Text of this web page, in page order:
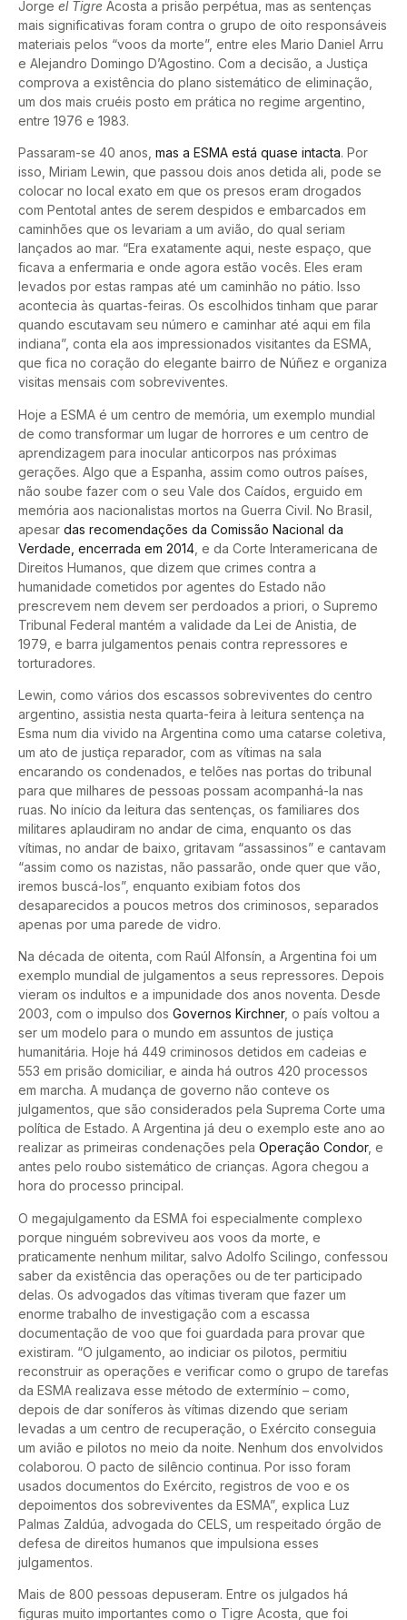
Jorge el Tigre Acosta a prisão perpétua, mas as sentenças
mais significativas foram contra o grupo de oito responsáveis
materiais pelos “voos da morte”, entre eles Mario Daniel Arru
e Alejandro Domingo D’Agostino. Com a decisão, a Justiça
comprova a existência do plano sistemático de eliminação,
um dos mais cruéis posto em prática no regime argentino,
entre 1976 e 1983.
Passaram-se 40 anos, mas a ESMA está quase intacta. Por
isso, Miriam Lewin, que passou dois anos detida ali, pode se
colocar no local exato em que os presos eram drogados
com Pentotal antes de serem despidos e embarcados em
caminhões que os levariam a um avião, do qual seriam
lançados ao mar. “Era exatamente aqui, neste espaço, que
ficava a enfermaria e onde agora estão vocês. Eles eram
levados por estas rampas até um caminhão no pátio. Isso
acontecia às quartas-feiras. Os escolhidos tinham que parar
quando escutavam seu número e caminhar até aqui em fila
indiana”, conta ela aos impressionados visitantes da ESMA,
que fica no coração do elegante bairro de Núñez e organiza
visitas mensais com sobreviventes.
Hoje a ESMA é um centro de memória, um exemplo mundial
de como transformar um lugar de horrores e um centro de
aprendizagem para inocular anticorpos nas próximas
gerações. Algo que a Espanha, assim como outros países,
não soube fazer com o seu Vale dos Caídos, erguido em
memória aos nacionalistas mortos na Guerra Civil. No Brasil,
apesar das recomendações da Comissão Nacional da
Verdade, encerrada em 2014 , e da Corte Interamericana de
Direitos Humanos, que dizem que crimes contra a
humanidade cometidos por agentes do Estado não
prescrevem nem devem ser perdoados a priori, o Supremo
Tribunal Federal mantém a validade da Lei de Anistia, de
1979, e barra julgamentos penais contra repressores e
torturadores.
Lewin, como vários dos escassos sobreviventes do centro
argentino, assistia nesta quarta-feira à leitura sentença na
Esma num dia vivido na Argentina como uma catarse coletiva,
um ato de justiça reparador, com as vítimas na sala
encarando os condenados, e telões nas portas do tribunal
para que milhares de pessoas possam acompanhá-la nas
ruas. No início da leitura das sentenças, os familiares dos
militares aplaudiram no andar de cima, enquanto os das
vítimas, no andar de baixo, gritavam “assassinos” e cantavam
“assim como os nazistas, não passarão, onde quer que vão,
iremos buscá-los”, enquanto exibiam fotos dos
desaparecidos a poucos metros dos criminosos, separados
apenas por uma parede de vidro.
Na década de oitenta, com Raúl Alfonsín, a Argentina foi um
exemplo mundial de julgamentos a seus repressores. Depois
vieram os indultos e a impunidade dos anos noventa. Desde
2003, com o impulso dos Governos Kirchner, o país voltou a
ser um modelo para o mundo em assuntos de justiça
humanitária. Hoje há 449 criminosos detidos em cadeias e
553 em prisão domiciliar, e ainda há outros 420 processos
em marcha. A mudança de governo não conteve os
julgamentos, que são considerados pela Suprema Corte uma
política de Estado. A Argentina já deu o exemplo este ano ao
realizar as primeiras condenações pela Operação Condor, e
antes pelo roubo sistemático de crianças. Agora chegou a
hora do processo principal.
O megajulgamento da ESMA foi especialmente complexo
porque ninguém sobreviveu aos voos da morte, e
praticamente nenhum militar, salvo Adolfo Scilingo, confessou
saber da existência das operações ou de ter participado
delas. Os advogados das vítimas tiveram que fazer um
enorme trabalho de investigação com a escassa
documentação de voo que foi guardada para provar que
existiram. “O julgamento, ao indiciar os pilotos, permitiu
reconstruir as operações e verificar como o grupo de tarefas
da ESMA realizava esse método de extermínio – como,
depois de dar soníferos às vítimas dizendo que seriam
levadas a um centro de recuperação, o Exército conseguia
um avião e pilotos no meio da noite. Nenhum dos envolvidos
colaborou. O pacto de silêncio continua. Por isso foram
usados documentos do Exército, registros de voo e os
depoimentos dos sobreviventes da ESMA”, explica Luz
Palmas Zaldúa, advogada do CELS, um respeitado órgão de
defesa de direitos humanos que impulsiona esses
julgamentos.
Mais de 800 pessoas depuseram. Entre os julgados há
figuras muito importantes como o Tigre Acosta, que foi